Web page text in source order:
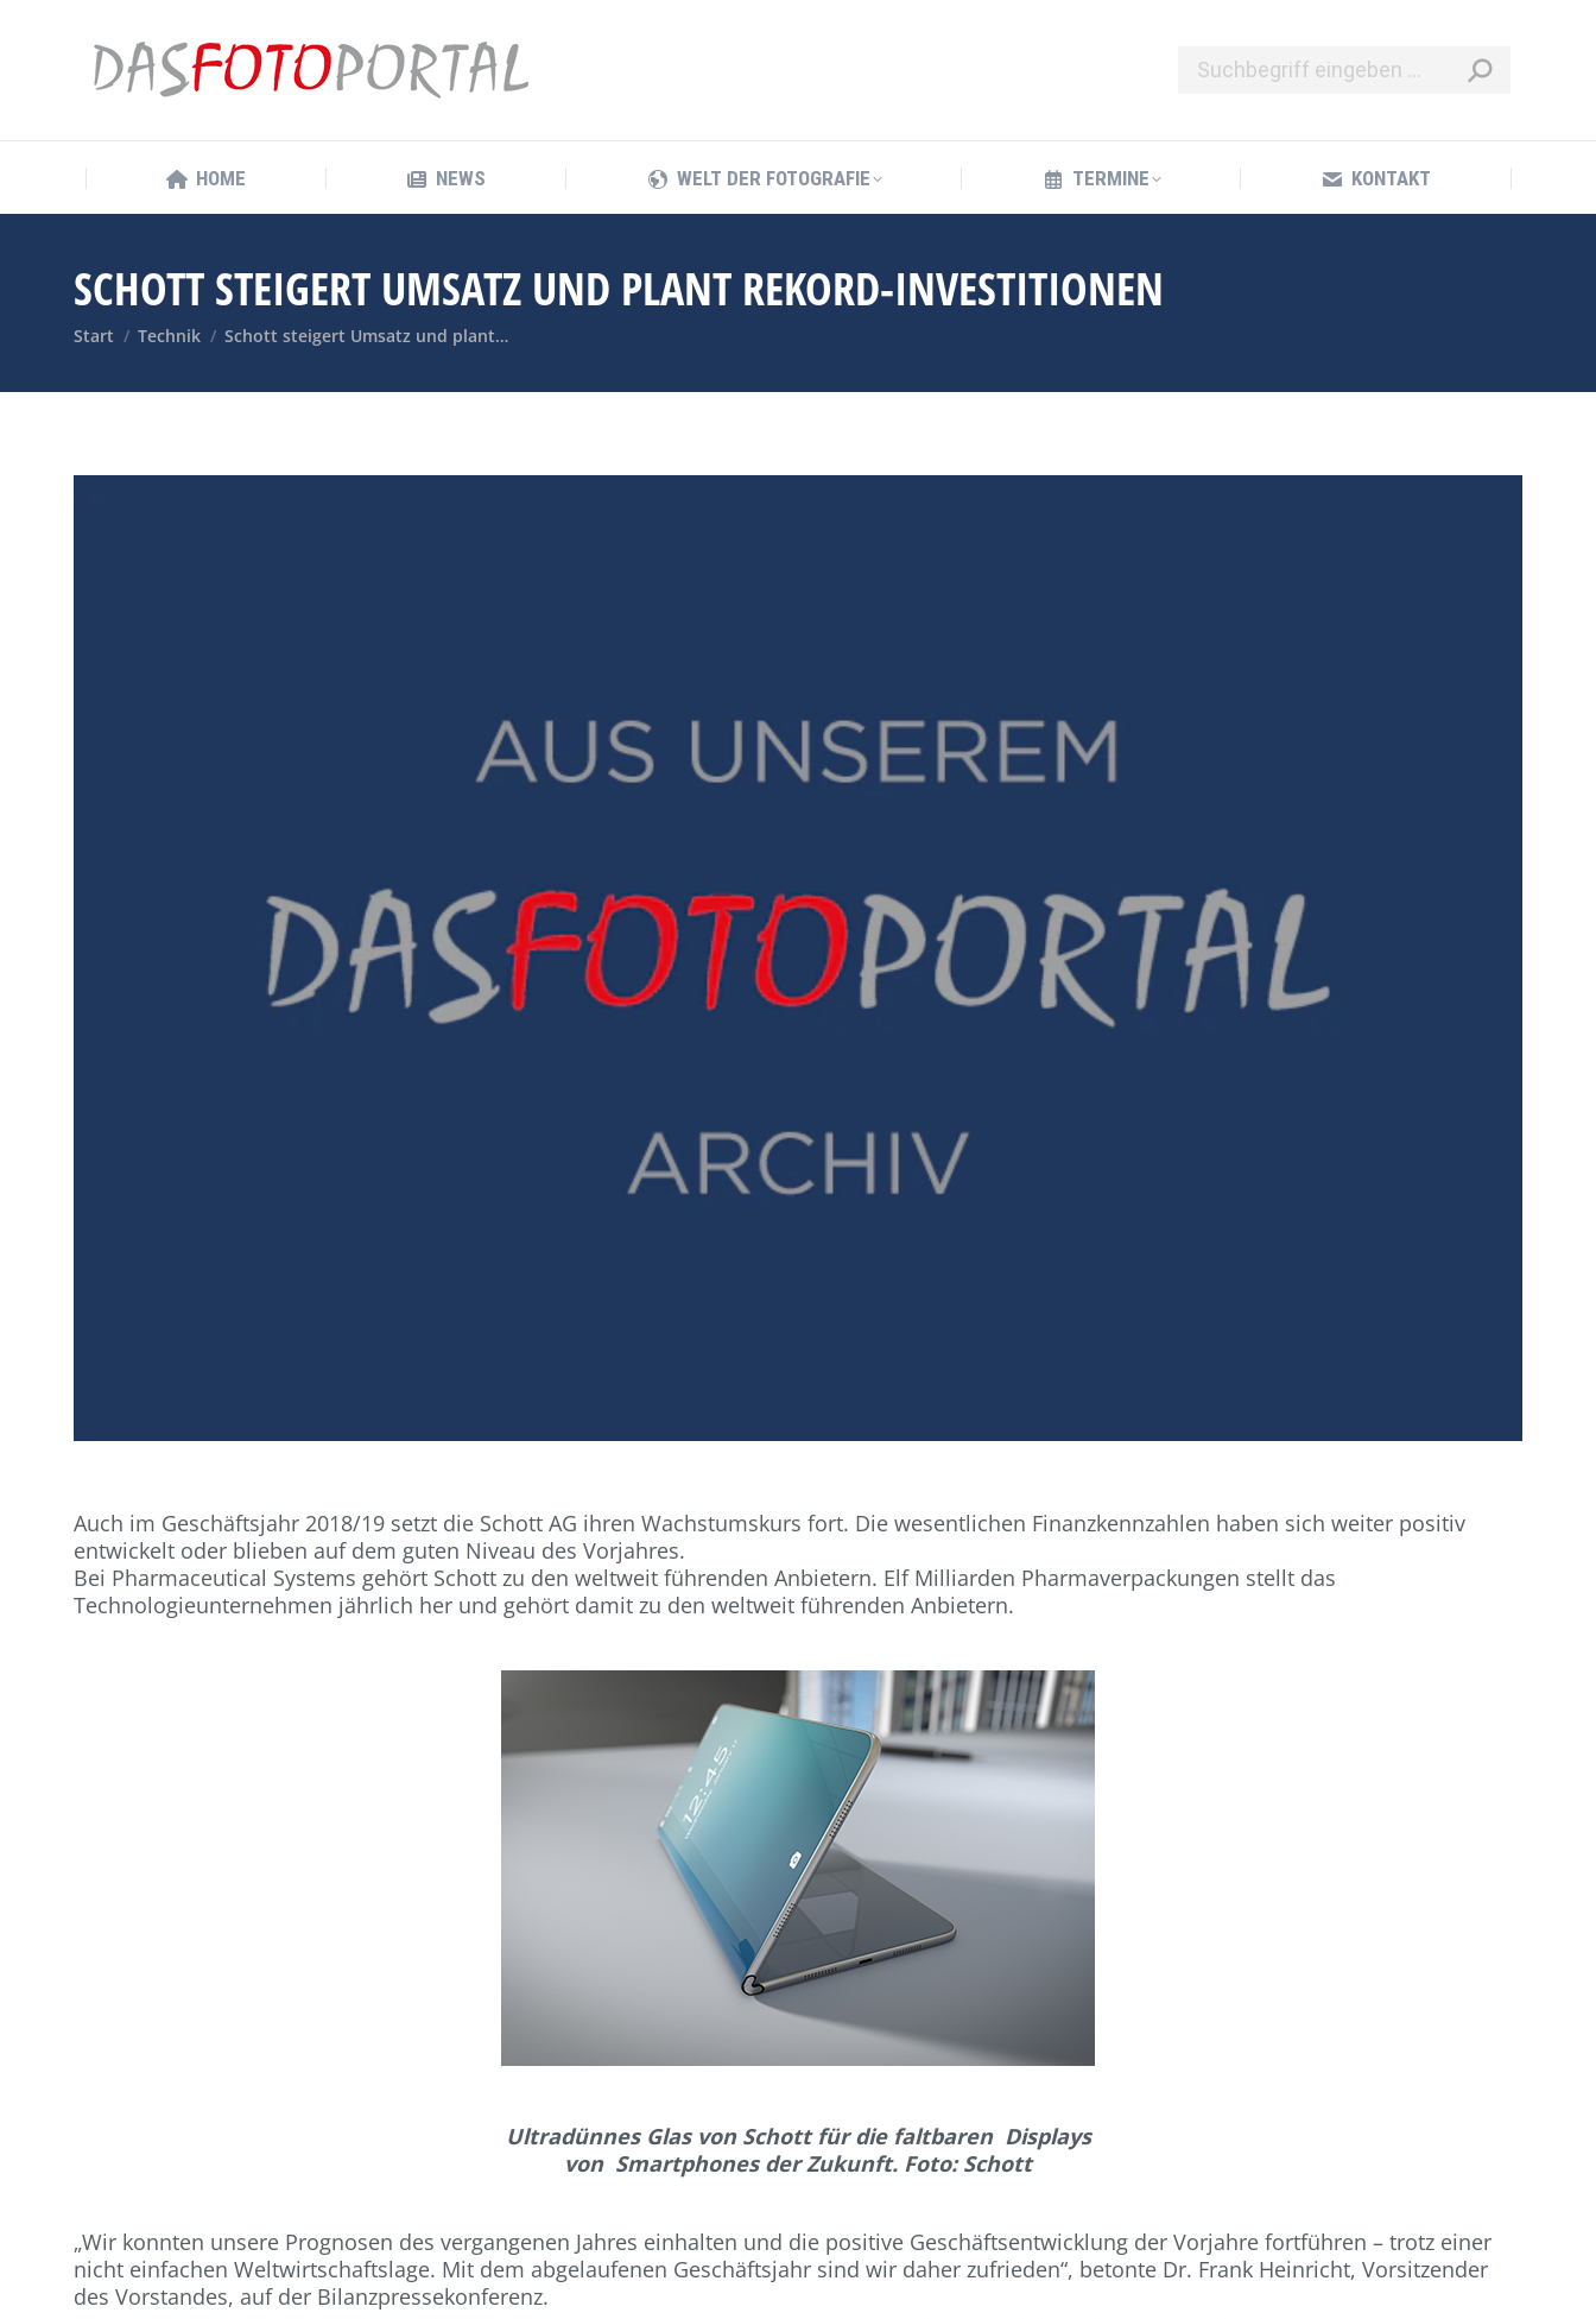
HOME NEWS WELT DER FOTOGRAFIE TERMINE KONTAKT
SCHOTT STEIGERT UMSATZ UND PLANT REKORD-INVESTITIONEN
Sie befinden sich hier:
Start Technik Schott steigert Umsatz und plant…
Auch im Geschäftsjahr 2018/19 setzt die Schott AG ihren Wachstumskurs fort. Die wesentlichen Finanzkennzahlen haben sich weiter positiv
entwickelt oder blieben auf dem guten Niveau des Vorjahres.
Bei Pharmaceutical Systems gehört Schott zu den weltweit führenden Anbietern. Elf Milliarden Pharmaverpackungen stellt das
Technologieunternehmen jährlich her und gehört damit zu den weltweit führenden Anbietern.
Ultradünnes Glas von Schott für die faltbaren Displays
von Smartphones der Zukunft. Foto: Schott
„Wir konnten unsere Prognosen des vergangenen Jahres einhalten und die positive Geschäftsentwicklung der Vorjahre fortführen – trotz einer
nicht einfachen Weltwirtschaftslage. Mit dem abgelaufenen Geschäftsjahr sind wir daher zufrieden“, betonte Dr. Frank Heinricht, Vorsitzender
des Vorstandes, auf der Bilanzpressekonferenz.
HOME NEWS